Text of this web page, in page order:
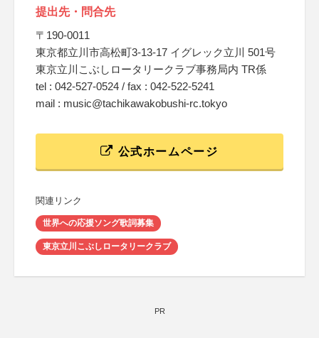
提出先・問合先
〒190-0011
東京都立川市高松町3-13-17 イグレック立川 501号
東京立川こぶしロータリークラブ事務局内 TR係
tel : 042-527-0524 / fax : 042-522-5241
mail : music@tachikawakobushi-rc.tokyo
公式ホームページ
関連リンク
世界への応援ソング歌詞募集
東京立川こぶしロータリークラブ
PR